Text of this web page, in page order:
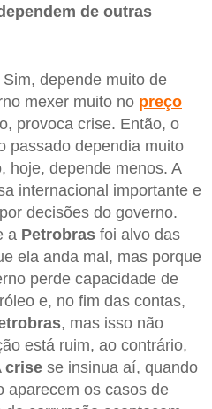
de outras
Sim, depende muito de
mexer muito no preço
provoca crise. Então, o
passado dependia muito
hoje, depende menos. A
internacional importante e
decisões do governo.
a Petrobras foi alvo das
ela anda mal, mas porque
perde capacidade de
e, no fim das contas,
, mas isso não
está ruim, ao contrário,
crise se insinua aí, quando
aparecem os casos de